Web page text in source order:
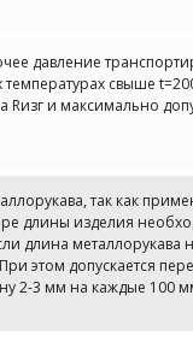
давление
свыше
и максимально
так как
длины изделия
длина металлорукава
этом допускается
2-3 мм на каждые 100